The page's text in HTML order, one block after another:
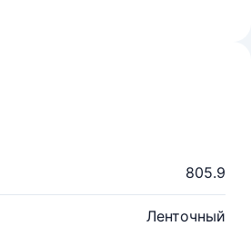
805.9
Ленточный